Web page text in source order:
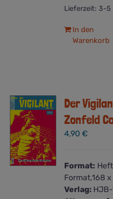
Lieferzeit: 3-5
In den
Warenkorb
Der
Zonfeld
4,90€
Format:
Format,168
Verlag: